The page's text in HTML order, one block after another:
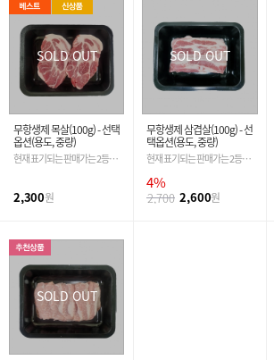
SOLD OUT
무항생제 목살(100g) - 선택
옵션(용도, 중량)
현재 표기되는 판매가는 2등급
2,300원
SOLD OUT
무항생제 삼겹살(100g) - 선
택옵션(용도, 중량)
현재 표기되는 판매가는 2등급
금액은 자동 변경 됩니다.
4%
2,700 2,600원
SOLD OUT